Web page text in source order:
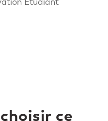
Étudiant
ce